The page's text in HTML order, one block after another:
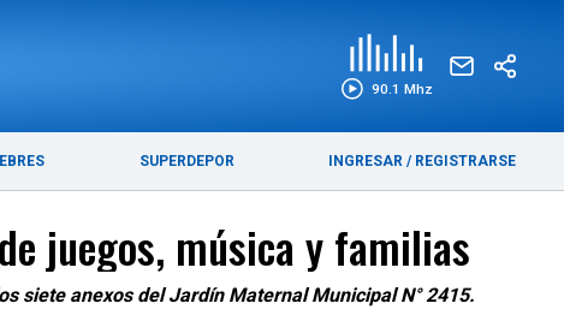
90.1 Mhz
SUPERDEPOR INGRESAR / REGISTRARSE
juegos, música y familias
siete anexos del Jardín Maternal Municipal N° 2415.